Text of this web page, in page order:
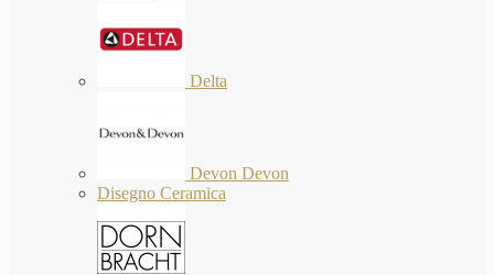
Delta
Devon Devon
Disegno Ceramica